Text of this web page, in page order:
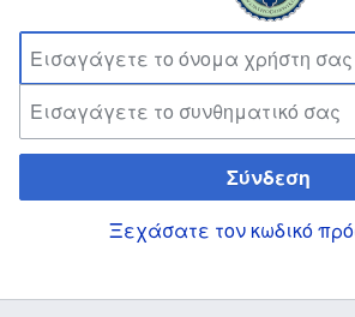
Σύνδεση
Ξεχάσατε τον κωδικό